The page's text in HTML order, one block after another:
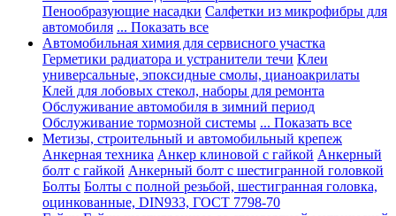
Пенообразующие насадки Салфетки из микрофибры для
автомобиля ... Показать все
Автомобильная химия для сервисного участка
Герметики радиатора и устранители течи Клеи
универсальные, эпоксидные смолы, цианоакрилаты
Клей для лобовых стекол, наборы для ремонта
Обслуживание автомобиля в зимний период
Обслуживание тормозной системы ... Показать все
Метизы, строительный и автомобильный крепеж
Анкерная техника Анкер клиновой с гайкой Анкерный
болт с гайкой Анкерный болт с шестигранной головкой
Болты Болты с полной резьбой, шестигранная головка,
оцинкованные, DIN933, ГОСТ 7798-70